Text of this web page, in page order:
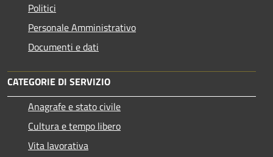
Politici
Personale Amministrativo
Documenti e dati
CATEGORIE DI SERVIZIO
Anagrafe e stato civile
Cultura e tempo libero
Vita lavorativa